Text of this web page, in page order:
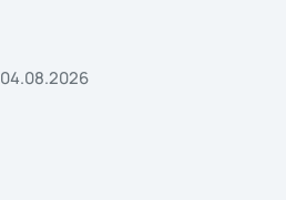
04.08.2026